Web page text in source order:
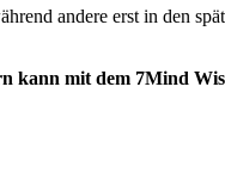
andere erst in den
kann mit dem 7Mind